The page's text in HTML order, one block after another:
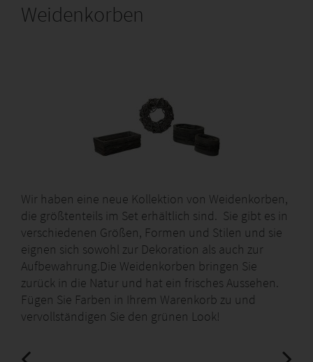
Weidenkorben
Wir haben eine neue Kollektion von Weidenkorben,
die größtenteils im Set erhältlich sind. Sie gibt es in
verschiedenen Größen, Formen und Stilen und sie
eignen sich sowohl zur Dekoration als auch zur
Aufbewahrung.Die Weidenkorben bringen Sie
zurück in die Natur und hat ein frisches Aussehen.
Fügen Sie Farben in Ihrem Warenkorb zu und
vervollständigen Sie den grünen Look!